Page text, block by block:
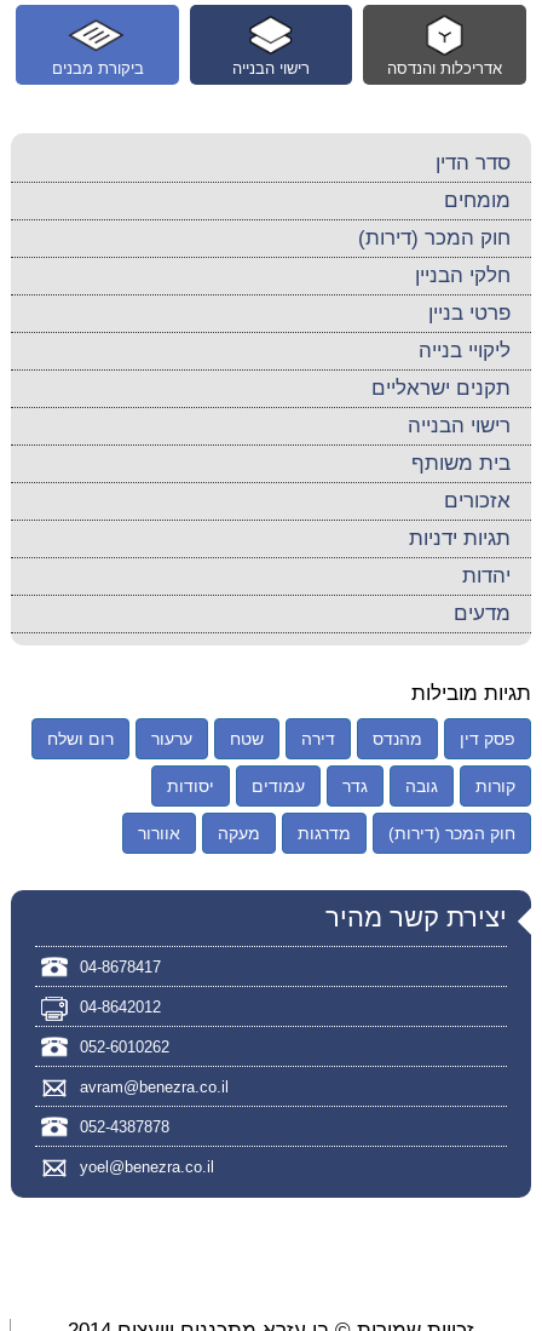
ביקורת מבנים רישוי הבנייה אדריכלות והנדסה
סדר הדין
מומחים
חוק המכר (דירות)
חלקי הבניין
פרטי בניין
ליקויי בנייה
תקנים ישראליים
רישוי הבנייה
בית משותף
אזכורים
תגיות ידניות
יהדות
מדעים
תגיות מובילות
פסק דין מהנדס דירה שטח ערעור רום ושלח
קורות גובה גדר עמודים יסודות
חוק המכר (דירות) מדרגות מעקה אוורור
יצירת קשר מהיר
04-8678417
04-8642012
052-6010262
avram@benezra.co.il
052-4387878
yoel@benezra.co.il